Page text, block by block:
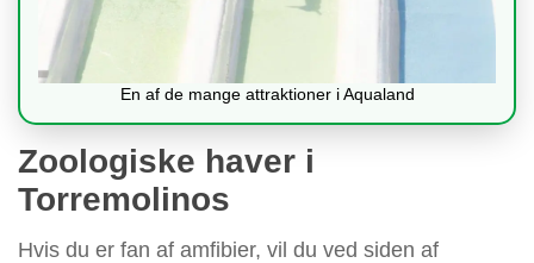
En af de mange attraktioner i Aqualand
Zoologiske haver i
Torremolinos
Hvis du er fan af amfibier, vil du ved siden af